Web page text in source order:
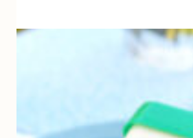
À
COURGETTE…